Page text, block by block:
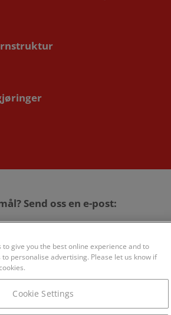
Send oss en e-post:
868
give you the best online experience and to
personalise advertising. Please let us know if
Cookie Settings